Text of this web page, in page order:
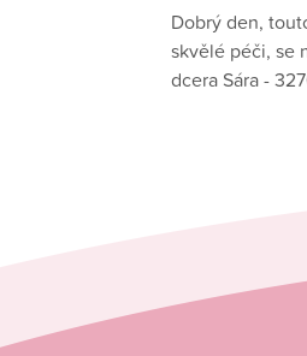
Dobrý den,
skvělé péči, se
dcera Sára -